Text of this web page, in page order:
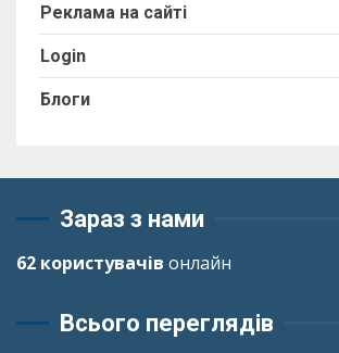
Реклама на сайті
Login
Блоги
Зараз з нами
62 користувачів онлайн
Всього переглядів